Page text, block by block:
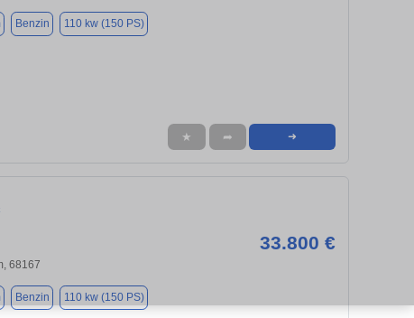
Benzin 110 kw (150 PS)
★ ➦ ➜
33.800 €
68167
Benzin 110 kw (150 PS)